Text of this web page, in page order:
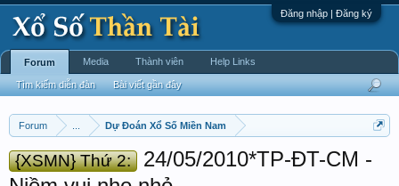
Đăng nhập | Đăng ký
Forum Dự Đoán Xổ Số Miền Nam
{XSMN} Thứ 2:
24/05/2010*TP-ĐT-CM -
Forum
Tìm kiếm diễn đàn Bài viết gần đây
Media Thành viên Help Links